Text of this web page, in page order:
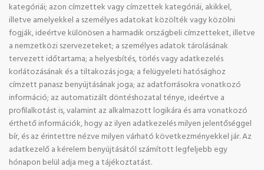
kategóriái; azon címzettek vagy címzettek kategóriái, akikkel,
illetve amelyekkel a személyes adatokat közölték vagy közölni
fogják, ideértve különösen a harmadik országbeli címzetteket, illetve
a nemzetközi szervezeteket; a személyes adatok tárolásának
tervezett időtartama; a helyesbítés, törlés vagy adatkezelés
korlátozásának és a tiltakozás joga; a felügyeleti hatósághoz
címzett panasz benyújtásának joga; az adatforrásokra vonatkozó
információ; az automatizált döntéshozatal ténye, ideértve a
profilalkotást is, valamint az alkalmazott logikára és arra vonatkozó
érthető információk, hogy az ilyen adatkezelés milyen jelentőséggel
bír, és az érintettre nézve milyen várható következményekkel jár. Az
adatkezelő a kérelem benyújtásától számított legfeljebb egy
hónapon belül adja meg a tájékoztatást.